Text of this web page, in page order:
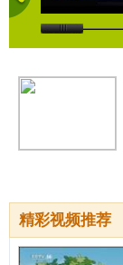
精彩视频推荐